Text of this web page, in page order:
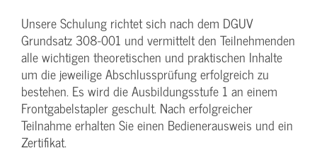
Unsere Schulung richtet sich nach dem DGUV
Grundsatz 308-001 und vermittelt den Teilnehmenden
alle wichtigen theoretischen und praktischen Inhalte
um die jeweilige Abschlussprüfung erfolgreich zu
bestehen. Es wird die Ausbildungsstufe 1 an einem
Frontgabelstapler geschult. Nach erfolgreicher
Teilnahme erhalten Sie einen Bedienerausweis und ein
Zertifikat.